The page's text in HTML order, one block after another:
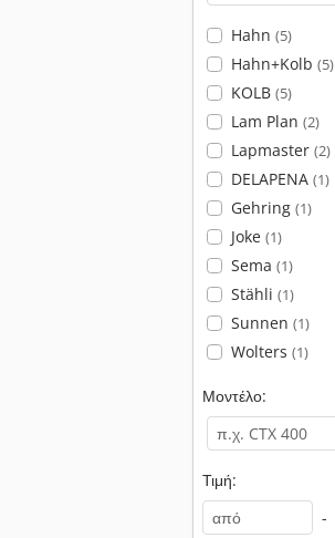
Hahn (5)
Hahn+Kolb (5)
KOLB (5)
Lam Plan (2)
Lapmaster (2)
DELAPENA (1)
Gehring (1)
Joke (1)
Sema (1)
Stähli (1)
Sunnen (1)
Wolters (1)
Μοντέλο:
Τιμή:
-